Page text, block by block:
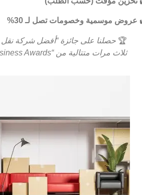
عروض موسمية وخصومات تصل لـ 30%
🏆 حصلنا على جائزة “أفضل شركة
ثلاث مرات متتالية من “Egypt Business Awards”.